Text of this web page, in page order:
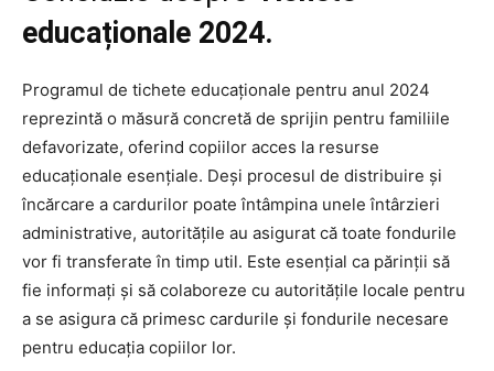
educaționale 2024.
Programul de tichete educaționale pentru anul 2024
reprezintă o măsură concretă de sprijin pentru familiile
defavorizate, oferind copiilor acces la resurse
educaționale esențiale. Deși procesul de distribuire și
încărcare a cardurilor poate întâmpina unele întârzieri
administrative, autoritățile au asigurat că toate fondurile
vor fi transferate în timp util. Este esențial ca părinții să
fie informați și să colaboreze cu autoritățile locale pentru
a se asigura că primesc cardurile și fondurile necesare
pentru educația copiilor lor.